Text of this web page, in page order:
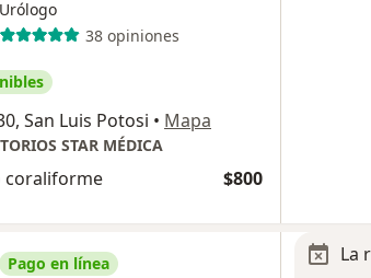
Urólogo
38 opiniones
San Luis Potosi • Mapa
STAR MÉDICA
coraliforme $800
Pago en línea
La